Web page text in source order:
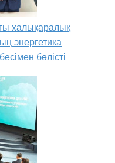
халықаралық
энергетика
бөлісті